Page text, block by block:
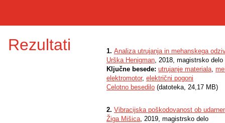
Rezultati 1. Analiza utrujanja in mehanskega
Urška Henigman, 2018, magistrsko delo
Ključne besede: utrujanje materiala,
elektromotor, električni pogoni
Celotno besedilo (datoteka, 24,17 MB)
2. Vibracijska poškodovanost ob
Žiga Mišica, 2019, magistrsko delo